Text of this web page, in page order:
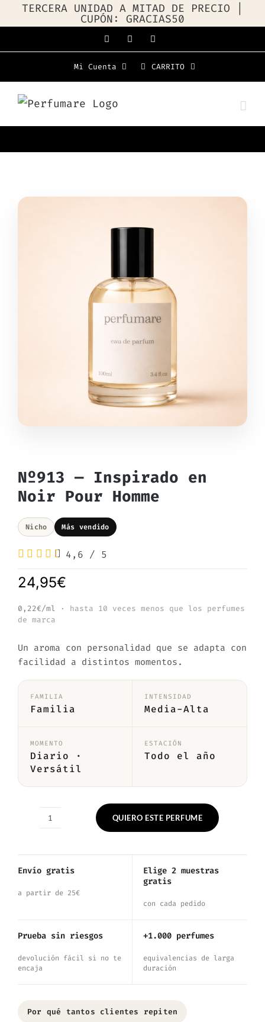
TERCERA UNIDAD A MITAD DE PRECIO |
CUPÓN: GRACIAS50
al
FacebookInstagramWhatsApp
Mi Cuenta CARRITO
Nº913 — Inspirado en
Noir Pour Homme
Nicho Más vendido
4,6 / 5
24,95€
0,22€/ml
· hasta 10 veces menos que los perfumes
de marca
Un aroma con personalidad que se adapta con
facilidad a distintos momentos.
FAMILIA
Familia
INTENSIDAD
Media-Alta
MOMENTO
Diario ·
Versátil
ESTACIÓN
Todo el año
Inspirado
Pour
Homme
cantidad
QUIERO ESTE PERFUME
Envío gratis
a partir de 25€
Elige 2 muestras
gratis
con cada pedido
Prueba sin riesgos
devolución fácil si no te
encaja
+1.000 perfumes
equivalencias de larga
duración
Por qué tantos clientes repiten